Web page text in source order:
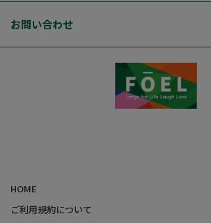
お問い合わせ
HOME
ご利用規約について